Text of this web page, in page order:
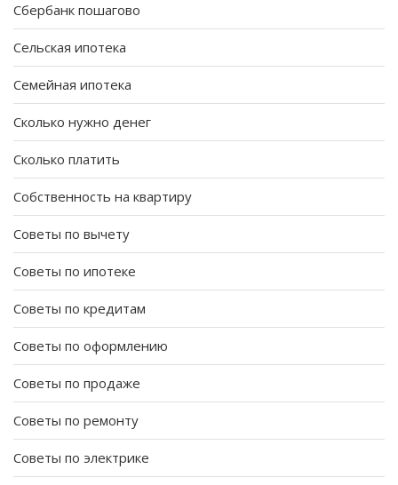
Сбербанк пошагово
Сельская ипотека
Семейная ипотека
Сколько нужно денег
Сколько платить
Собственность на квартиру
Советы по вычету
Советы по ипотеке
Советы по кредитам
Советы по оформлению
Советы по продаже
Советы по ремонту
Советы по электрике